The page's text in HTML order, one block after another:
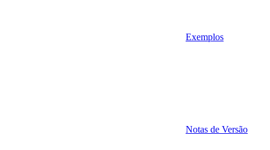
Exemplos
Notas de Versão